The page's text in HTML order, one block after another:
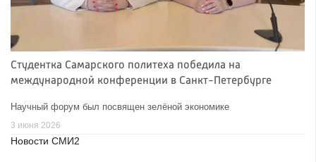
Студентка Самарского политеха победила на
международной конференции в Санкт-Петербурге
Научный форум был посвящен зелёной экономике
3 июня 2026
Новости СМИ2